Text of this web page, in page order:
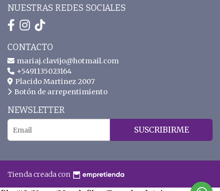
NUESTRAS REDES SOCIALES
CONTACTO
mariaj.clavijo@hotmail.com
+5491135023164
Placido Martinez 2007
Botón de arrepentimiento
NEWSLETTER
SUSCRIBIRME
Tienda creada con